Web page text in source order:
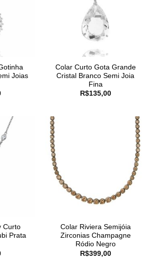
Joias
Colar Curto Gota Grande
Cristal Branco Semi Joia
Fina
R$135,00
Curto
Prata
Colar Riviera Semijóia
Zirconias Champagne
Ródio Negro
R$399,00